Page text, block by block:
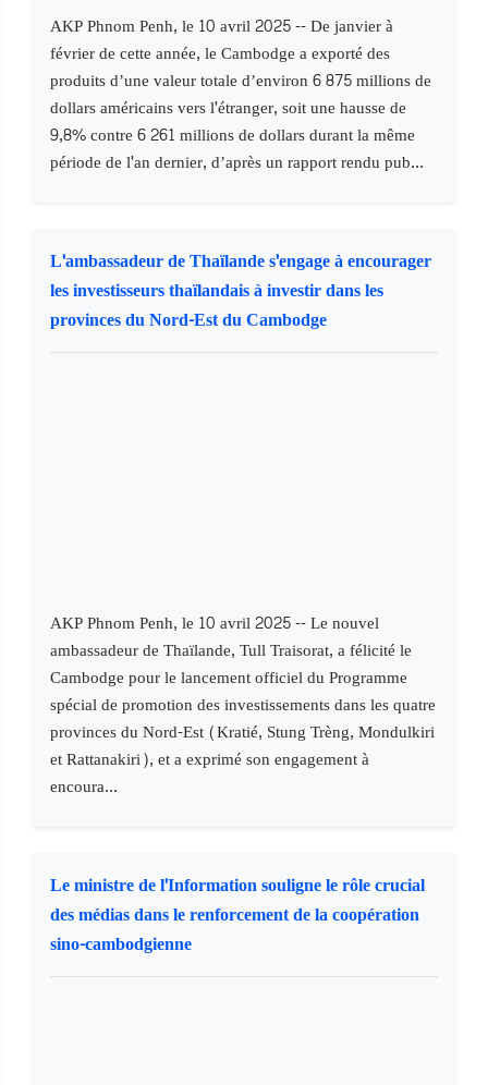
AKP Phnom Penh, le 10 avril 2025 -- De janvier à
février de cette année, le Cambodge a exporté des
produits d’une valeur totale d’environ 6 875 millions de
dollars américains vers l'étranger, soit une hausse de
9,8% contre 6 261 millions de dollars durant la même
période de l'an dernier, d’après un rapport rendu pub...
L'ambassadeur de Thaïlande s'engage à encourager
les investisseurs thaïlandais à investir dans les
provinces du Nord-Est du Cambodge
AKP Phnom Penh, le 10 avril 2025 -- Le nouvel
ambassadeur de Thaïlande, Tull Traisorat, a félicité le
Cambodge pour le lancement officiel du Programme
spécial de promotion des investissements dans les quatre
provinces du Nord-Est (Kratié, Stung Trèng, Mondulkiri
et Rattanakiri), et a exprimé son engagement à
encoura...
Le ministre de l'Information souligne le rôle crucial
des médias dans le renforcement de la coopération
sino-cambodgienne